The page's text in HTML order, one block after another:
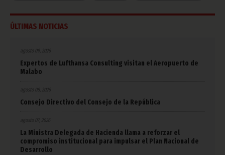
ÚLTIMAS NOTICIAS
agosto 09, 2026
Expertos de Lufthansa Consulting visitan el Aeropuerto de
Malabo
Consejo Directivo del Consejo de la República
agosto 07, 2026
La Ministra Delegada de Hacienda llama a reforzar el
compromiso institucional para impulsar el Plan Nacional de
Desarrollo